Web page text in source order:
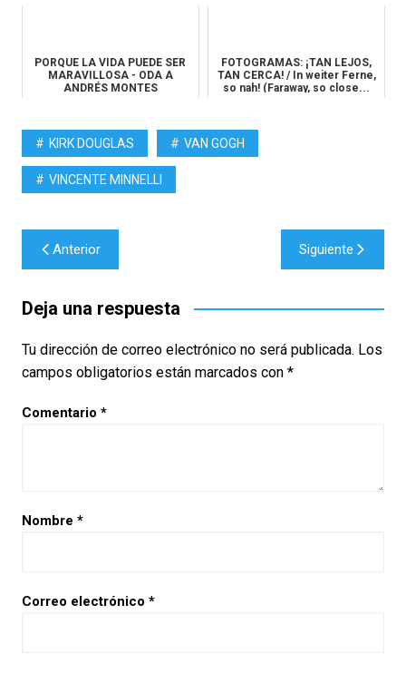
PORQUE LA VIDA PUEDE SER
MARAVILLOSA - ODA A
ANDRÉS MONTES
FOTOGRAMAS: ¡TAN LEJOS,
TAN CERCA! / In weiter Ferne,
so nah! (Faraway, so close...
KIRK DOUGLAS VAN GOGH
VINCENTE MINNELLI
Navegación
de
entradas
Anterior Siguiente
Deja una respuesta
Tu dirección de correo electrónico no será publicada. Los
campos obligatorios están marcados con *
Comentario *
Nombre *
Correo electrónico *